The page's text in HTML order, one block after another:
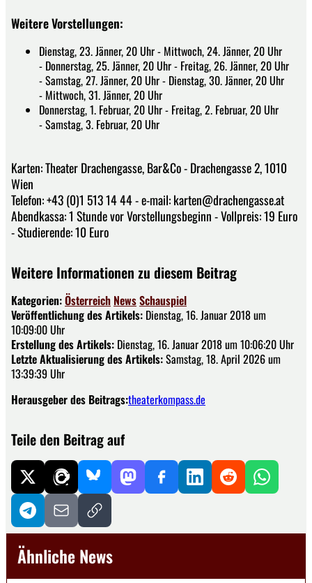
Weitere Vorstellungen:
Dienstag, 23. Jänner, 20 Uhr - Mittwoch, 24. Jänner, 20 Uhr
- Donnerstag, 25. Jänner, 20 Uhr - Freitag, 26. Jänner, 20 Uhr
- Samstag, 27. Jänner, 20 Uhr - Dienstag, 30. Jänner, 20 Uhr
- Mittwoch, 31. Jänner, 20 Uhr
Donnerstag, 1. Februar, 20 Uhr - Freitag, 2. Februar, 20 Uhr
- Samstag, 3. Februar, 20 Uhr
Karten: Theater Drachengasse, Bar&Co - Drachengasse 2, 1010
Wien
Telefon: +43 (0)1 513 14 44 - e-mail: karten@drachengasse.at
Abendkassa: 1 Stunde vor Vorstellungsbeginn - Vollpreis: 19 Euro
- Studierende: 10 Euro
Weitere Informationen zu diesem Beitrag
Kategorien:Österreich NewsSchauspiel
Veröffentlichung des Artikels: Dienstag, 16. Januar 2018 um
10:09:00 Uhr
Erstellung des Artikels: Dienstag, 16. Januar 2018 um 10:06:20 Uhr
Letzte Aktualisierung des Artikels:Samstag, 18. April 2026 um
13:39:39 Uhr
Herausgeber des Beitrags:theaterkompass.de
Teile den Beitrag auf
Ähnliche News